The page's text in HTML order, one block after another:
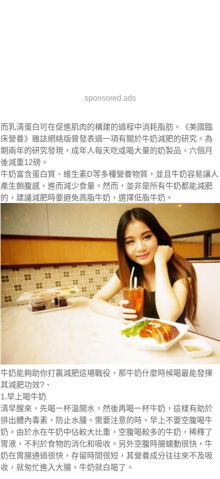
sponsored ads
而乳清蛋白可在促進肌肉的構建的過程中消耗脂肪。《美國臨
床營養》雜誌網絡版曾發表過一項有關於牛奶減肥的研究。為
期兩年的研究發現，成年人每天吃或喝大量的奶製品，六個月
後減重12磅。
牛奶富含蛋白質、維生素D等多種營養物質，並且牛奶容易讓人
產生飽腹感，進而減少食量。然而，並非是所有牛奶都能減肥
的，建議減肥時要避免高脂牛奶，選擇低脂牛奶。
牛奶能夠助你打贏減肥這場戰役，那牛奶什麼時候喝最能發揮
其減肥功效?、
1.早上喝牛奶
清早醒來，先喝一杯溫開水，然後再喝一杯牛奶，這樣有助於
排出體內毒素，防止水腫。需要注意的時，早上不要空腹喝牛
奶。由於水在牛奶中佔較大比重，空腹喝較多的牛奶，稀釋了
胃液，不利於食物的消化和吸收。另外空腹時腸蠕動很快，牛
奶在胃腸通過很快，存留時間很短，其營養成分往往來不及吸
收，就匆忙進入大腸。牛奶就白喝了。